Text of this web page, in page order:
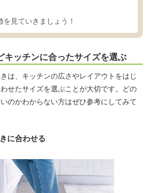
見ていきましょう！
キッチンに合ったサイズを選ぶ
は、キッチンの広さやレイアウトをはじ
せたサイズを選ぶことが大切です。どの
のかわからない方はぜひ参考にしてみて
に合わせる